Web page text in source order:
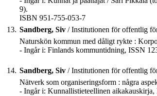
9).
ISBN 951-755-053-7
13. Sandberg, Siv / Institutionen för offentlig
Naturskön kommun med dåligt rykte :
- Ingår i: Finlands kommuntidning, ISSN
14. Sandberg, Siv / Institutionen för offentlig
Nätverk som organiseringsform : några
- Ingår i: Kunnallistieteellinen